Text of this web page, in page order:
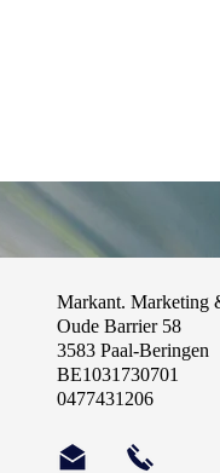
Markant. Marketing
Oude Barrier 58
3583 Paal-Beringen
BE1031730701
0477431206